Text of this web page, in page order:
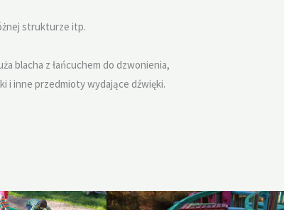
strukturze itp.
blacha z łańcuchem do dzwonienia,
i inne przedmioty wydające dźwięki.